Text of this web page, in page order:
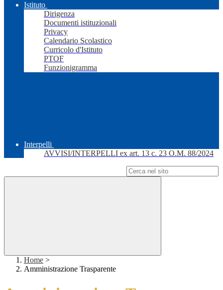
Istituto
Dirigenza
Documenti istituzionali
Privacy
Calendario Scolastico
Curricolo d'Istituto
PTOF
Funzionigramma
Interpelli
AVVISI/INTERPELLI ex art. 13 c. 23 O.M. 88/2024
Home >
Amministrazione Trasparente